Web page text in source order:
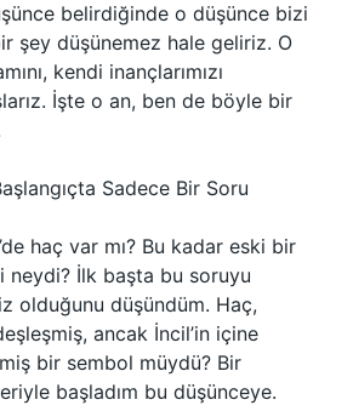
belirdiğinde o düşünce bizi
şey düşünemez hale geliriz. O
kendi inançlarımızı
İşte o an, ben de böyle bir
Sadece Bir Soru
haç var mı? Bu kadar eski bir
neydi? İlk başta bu soruyu
olduğunu düşündüm. Haç,
ancak İncil’in içine
bir sembol müydü? Bir
başladım bu düşünceye.